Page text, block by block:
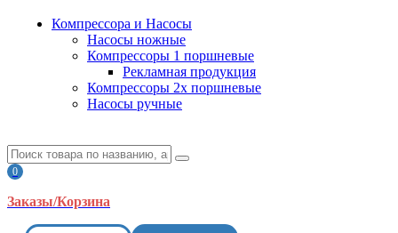
Компрессора и Насосы
Насосы ножные
Компрессоры 1 поршневые
Рекламная продукция
Компрессоры 2х поршневые
Насосы ручные
0
Заказы/Корзина